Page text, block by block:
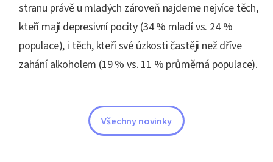
stranu právě u mladých zároveň najdeme nejvíce těch,
kteří mají depresivní pocity (34 % mladí vs. 24 %
populace), i těch, kteří své úzkosti častěji než dříve
zahání alkoholem (19 % vs. 11 % průměrná populace).
Všechny novinky